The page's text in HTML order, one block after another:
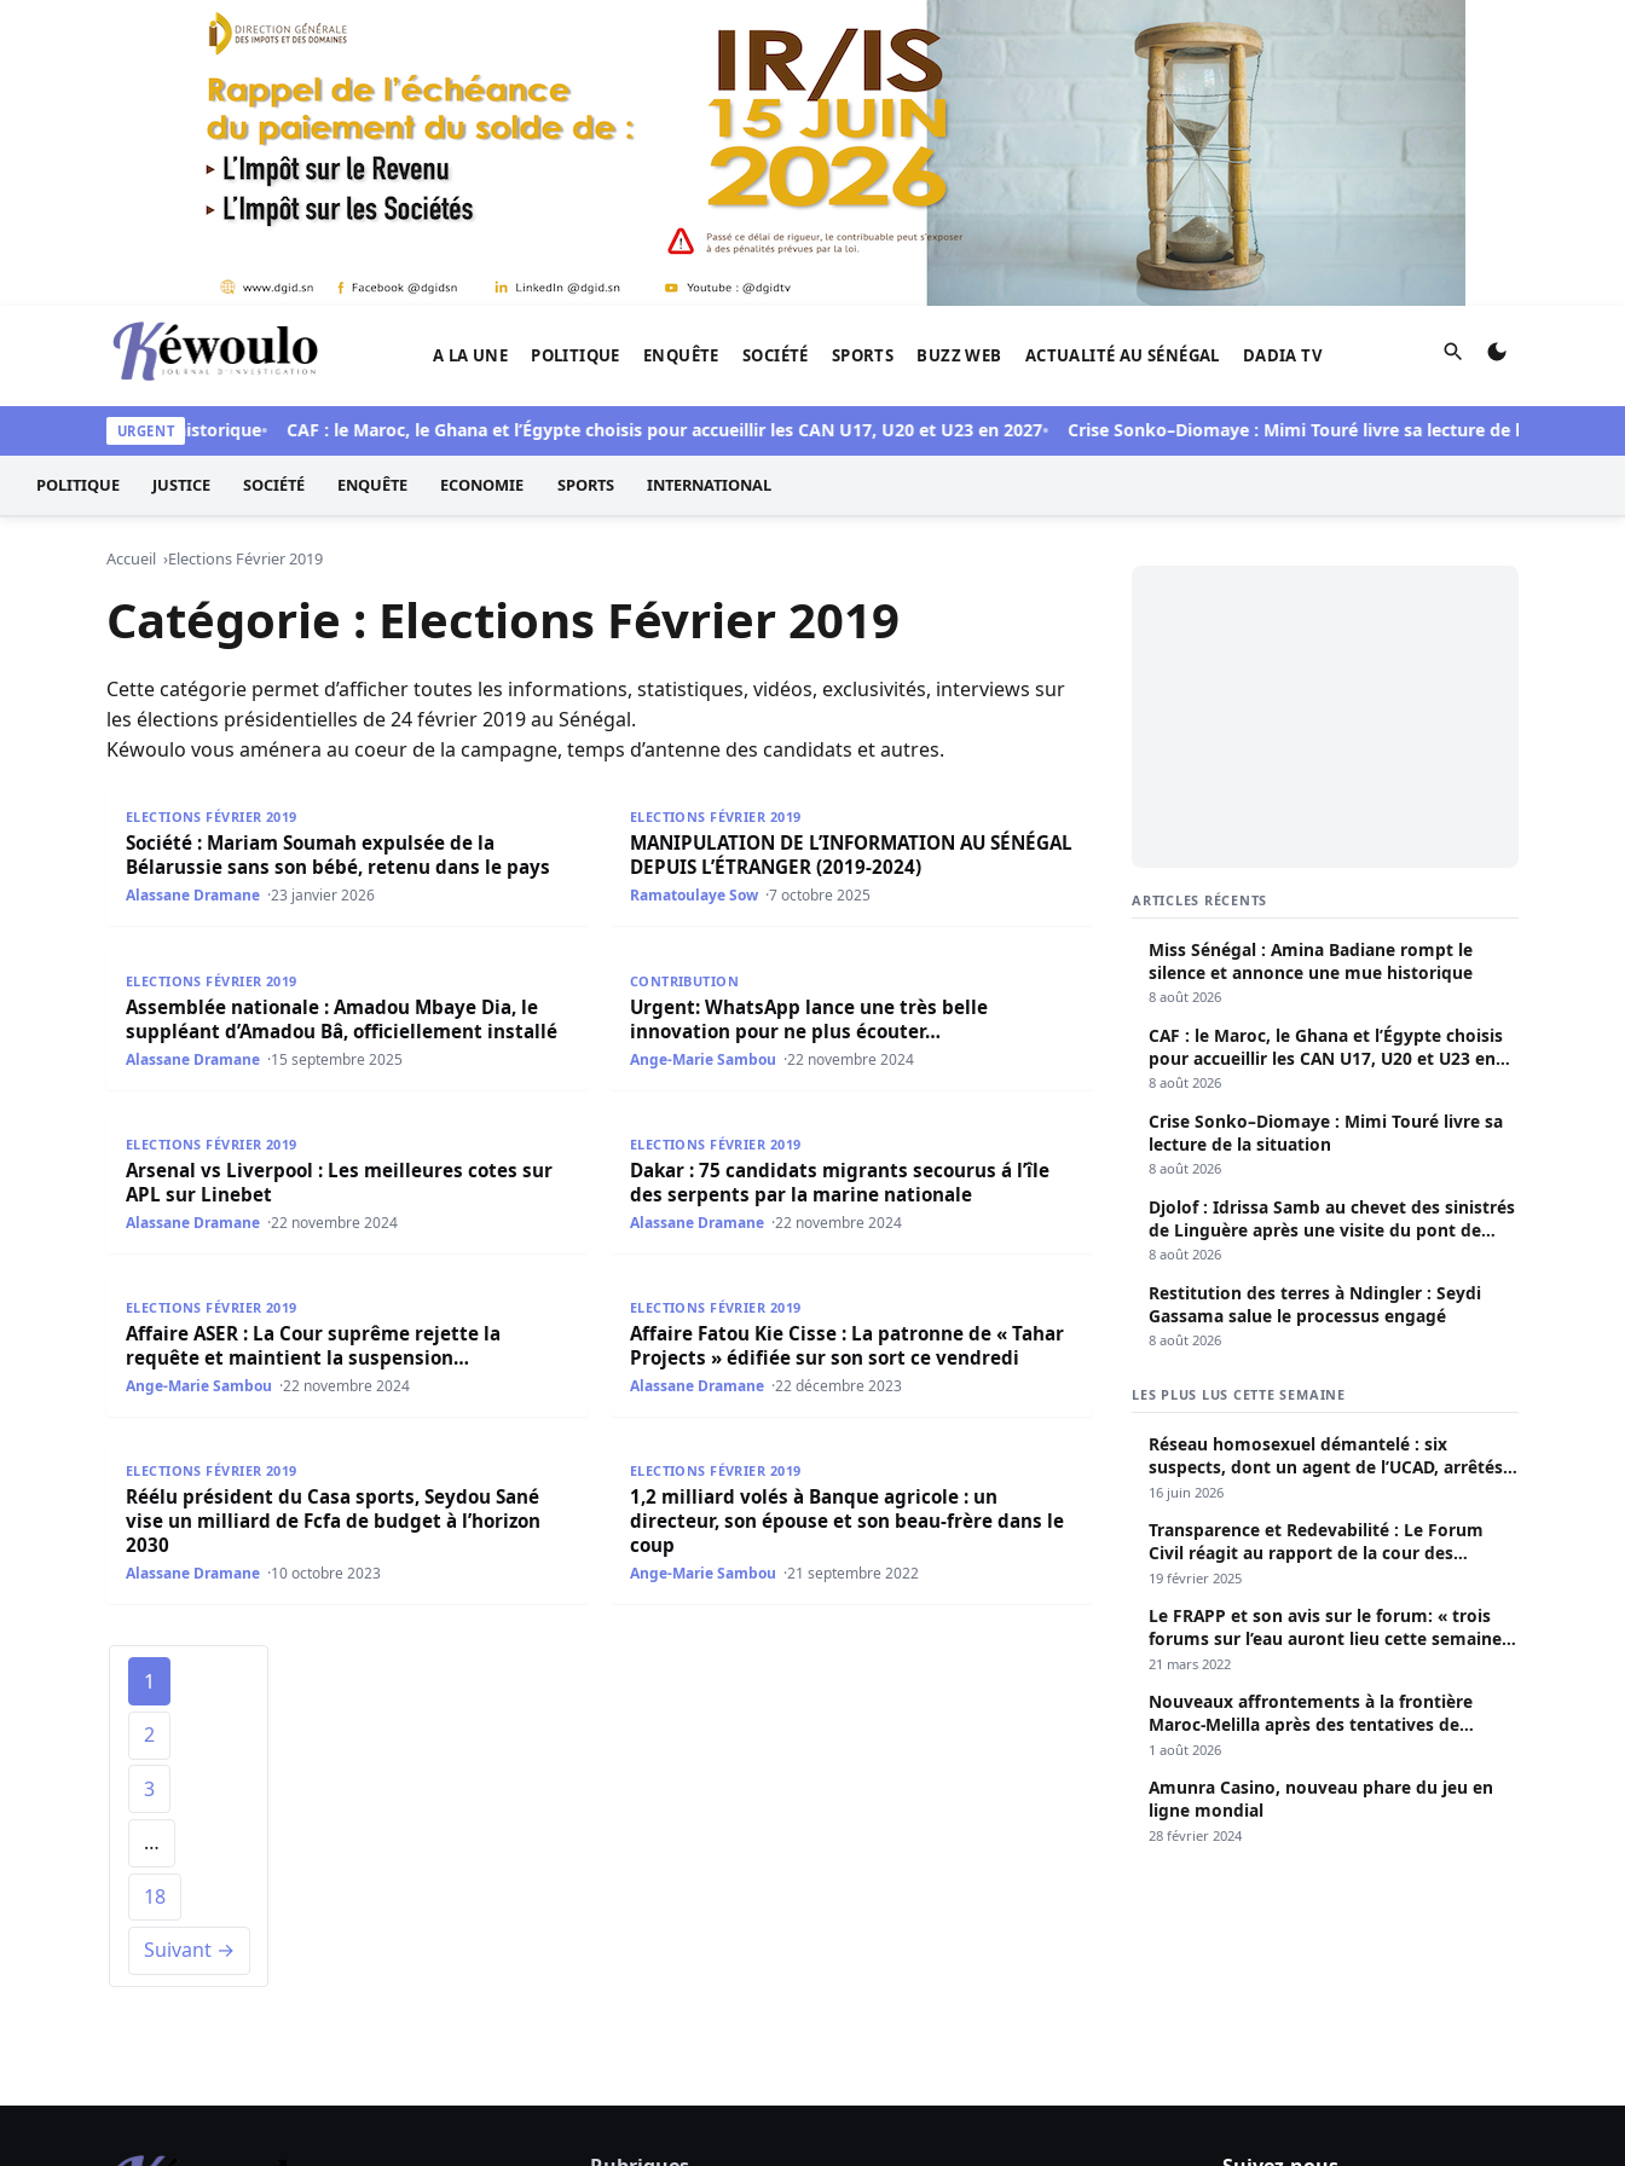
Aller au contenu
Kéwoulo, le premier site d'information et d'investigation de l'Afrique.
A LA UNE POLITIQUE ENQUÊTE SOCIÉTÉ SPORTS BUZZ WEB ACTUALITÉ AU SÉNÉGAL DADIA TV Rechercher
URGENT
une mue historique CAF : le Maroc, le Ghana et l’Égypte choisis pour accueillir les CAN U17, U20 et U23 en 2027 Crise Sonko–Diomaye : Mimi Touré livre sa lecture de la situation
POLITIQUE JUSTICE SOCIÉTÉ ENQUÊTE ECONOMIE SPORTS INTERNATIONAL
Accueil Elections Février 2019
Catégorie : Elections Février 2019
Cette catégorie permet d’afficher toutes les informations, statistiques, vidéos, exclusivités, interviews sur
les élections présidentielles de 24 février 2019 au Sénégal.
Kéwoulo vous aménera au coeur de la campagne, temps d’antenne des candidats et autres.
ELECTIONS FÉVRIER 2019
Société : Mariam Soumah expulsée de la
Bélarussie sans son bébé, retenu dans le pays
Alassane Dramane 23 janvier 2026
ELECTIONS FÉVRIER 2019
MANIPULATION DE L’INFORMATION AU SÉNÉGAL
DEPUIS L’ÉTRANGER (2019-2024)
Ramatoulaye Sow 7 octobre 2025
ELECTIONS FÉVRIER 2019
Assemblée nationale : Amadou Mbaye Dia, le
suppléant d’Amadou Bâ, officiellement installé
Alassane Dramane 15 septembre 2025
Urgent: WhatsApp lance une très belle innovation pour ne plus écouter…
CONTRIBUTION
Urgent: WhatsApp lance une très belle
innovation pour ne plus écouter…
Ange-Marie Sambou 22 novembre 2024
ELECTIONS FÉVRIER 2019
Arsenal vs Liverpool : Les meilleures cotes sur
APL sur Linebet
Alassane Dramane 22 novembre 2024
Dakar : 75 candidats migrants secourus á l’île des serpents par la marine nationale
ELECTIONS FÉVRIER 2019
Dakar : 75 candidats migrants secourus á l’île
des serpents par la marine nationale
Alassane Dramane 22 novembre 2024
ELECTIONS FÉVRIER 2019
Affaire ASER : La Cour suprême rejette la
requête et maintient la suspension…
Ange-Marie Sambou 22 novembre 2024
Affaire Fatou Kie Cisse : La patronne de « Tahar Projects » édifiée sur son sort ce vendredi
ELECTIONS FÉVRIER 2019
Affaire Fatou Kie Cisse : La patronne de « Tahar
Projects » édifiée sur son sort ce vendredi
Alassane Dramane 22 décembre 2023
ELECTIONS FÉVRIER 2019
Réélu président du Casa sports, Seydou Sané
vise un milliard de Fcfa de budget à l’horizon
2030
Alassane Dramane 10 octobre 2023
1,2 milliard volés à Banque agricole : un directeur, son épouse et son beau-frère dans le coup
ELECTIONS FÉVRIER 2019
1,2 milliard volés à Banque agricole : un
directeur, son épouse et son beau-frère dans le
coup
Ange-Marie Sambou 21 septembre 2022
1
2
3
…
18
Suivant →
ARTICLES RÉCENTS
Miss Sénégal : Amina Badiane rompt le
silence et annonce une mue historique
8 août 2026
CAF : le Maroc, le Ghana et l’Égypte choisis
pour accueillir les CAN U17, U20 et U23 en
2027
8 août 2026
Crise Sonko–Diomaye : Mimi Touré livre sa
lecture de la situation
8 août 2026
Djolof : Idrissa Samb au chevet des sinistrés
de Linguère après une visite du pont de
Thylla
8 août 2026
Restitution des terres à Ndingler : Seydi
Gassama salue le processus engagé
8 août 2026
LES PLUS LUS CETTE SEMAINE
Réseau homosexuel démantelé : six
suspects, dont un agent de l’UCAD, arrêtés à
Keur Massar ; l’un avoue avoir propagé le
16 juin 2026
Transparence et Redevabilité : Le Forum
Civil réagit au rapport de la cour des
comptes
19 février 2025
Le FRAPP et son avis sur le forum: « trois
forums sur l’eau auront lieu cette semaine à
Dakar »
21 mars 2022
Nouveaux affrontements à la frontière
Maroc-Melilla après des tentatives de
passage
1 août 2026
Amunra Casino, nouveau phare du jeu en
ligne mondial
28 février 2024